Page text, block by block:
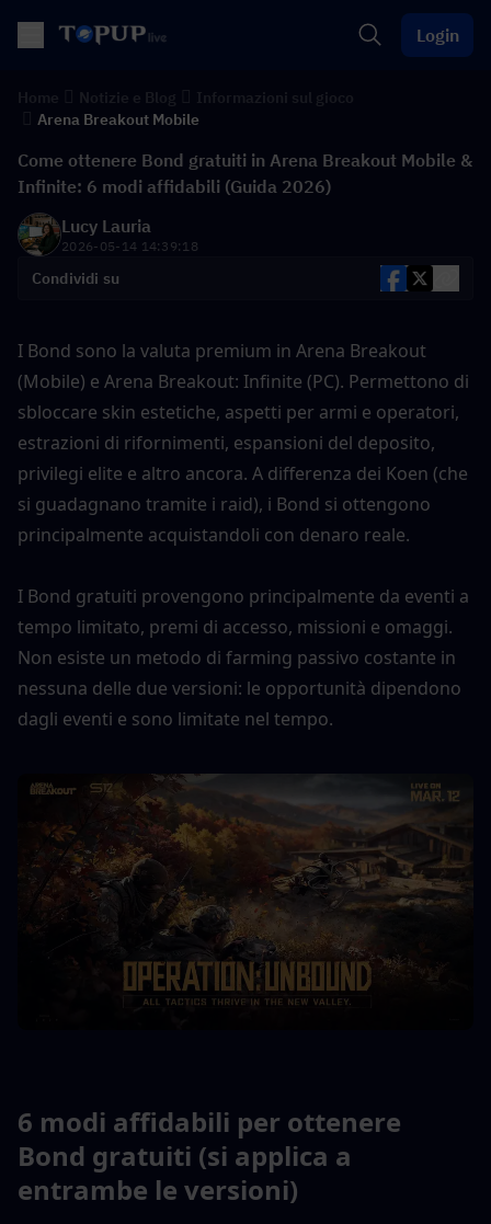
Login
Arena Breakout Mobile
Come ottenere Bond gratuiti in Arena Breakout Mobile &
Infinite: 6 modi affidabili (Guida 2026)
Lucy Lauria
2026-05-14 14:39:18
Condividi su
I Bond sono la valuta premium in Arena Breakout
(Mobile) e Arena Breakout: Infinite (PC). Permettono di
sbloccare skin estetiche, aspetti per armi e operatori,
estrazioni di rifornimenti, espansioni del deposito,
privilegi elite e altro ancora. A differenza dei Koen (che
si guadagnano tramite i raid), i Bond si ottengono
principalmente acquistandoli con denaro reale.
I Bond gratuiti provengono principalmente da eventi a
tempo limitato, premi di accesso, missioni e omaggi.
Non esiste un metodo di farming passivo costante in
nessuna delle due versioni: le opportunità dipendono
dagli eventi e sono limitate nel tempo.
6 modi affidabili per ottenere
Bond gratuiti (si applica a
entrambe le versioni)